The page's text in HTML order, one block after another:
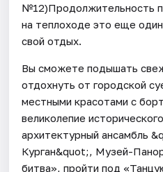
№12)Продолжительность
на теплоходе это еще
свой отдых.
Вы сможете подышать
отдохнуть от городской
местными красотами с
великолепие
архитектурный ансамбль
Курган&quot;, Музей-
битва», пройти под